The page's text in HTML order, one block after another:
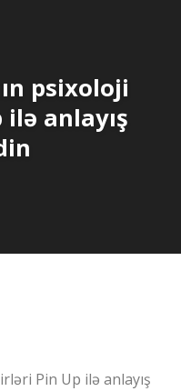
psixoloji
anlayış
Pin Up ilə anlayış